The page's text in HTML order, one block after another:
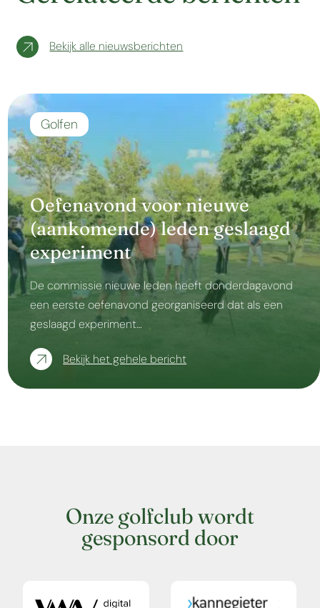
Bekijk alle nieuwsberichten
Oefenavond voor nieuwe
(aankomende) leden geslaagd
experiment
Golfen
De commissie nieuwe leden heeft donderdagavond
een eerste oefenavond georganiseerd dat als een
geslaagd experiment…
Bekijk het gehele bericht
Onze golfclub wordt
gesponsord door